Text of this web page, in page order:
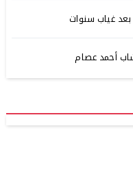
غياب سنوات
أحمد عصام